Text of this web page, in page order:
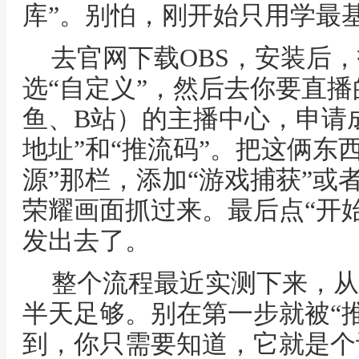
库”。别怕，刚开始只用学最
去官网下载OBS，安装后
选“自定义”，然后去你要直
鱼、B站）的主播中心，申请
地址”和“推流码”。把这俩东
源”那栏，添加“游戏捕获”或
荣耀画面抓过来。最后点“开
发出去了。
整个流程最近实测下来，
半天足够。别在第一步就被“
到，你只需要知道，它就是